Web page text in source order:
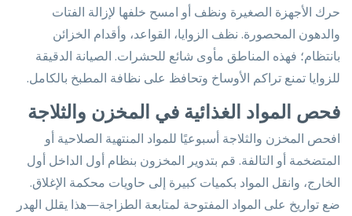
حرك الأجهزة الصغيرة ونظف أو امسح خلفها لإزالة الفتات
والدهون المحصورة. نظف الزوايا، القواعد، وأقدام الخزائن
بانتظام؛ فهذه المناطق مأوى شائع للحشرات. الصيانة الدقيقة
للزوايا تمنع تراكم الأوساخ وتحافظ على نظافة المطبخ بالكامل.
فحص المواد الغذائية في المخزن والثلاجة
افحص المخزن والثلاجة أسبوعيًا للمواد المنتهية الصلاحية أو
المتضخمة أو التالفة. قم بتدوير المخزون بنظام أول الداخل أول
الخارج، وانقل المواد بكميات كبيرة إلى حاويات محكمة الإغلاق.
ضع تواريخ على المواد المفتوحة لمتابعة الطزاجة—هذا يقلل الهدر